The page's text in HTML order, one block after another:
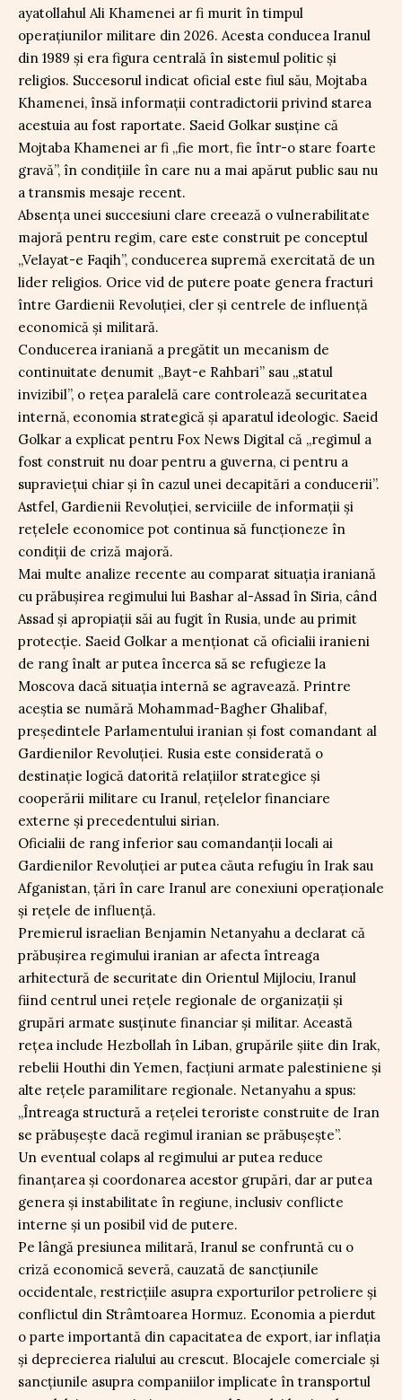
ayatollahul Ali Khamenei ar fi murit în timpul
operațiunilor militare din 2026. Acesta conducea Iranul
din 1989 și era figura centrală în sistemul politic și
religios. Succesorul indicat oficial este fiul său, Mojtaba
Khamenei, însă informații contradictorii privind starea
acestuia au fost raportate. Saeid Golkar susține că
Mojtaba Khamenei ar fi „fie mort, fie într-o stare foarte
gravă”, în condițiile în care nu a mai apărut public sau nu
a transmis mesaje recent.
Absența unei succesiuni clare creează o vulnerabilitate
majoră pentru regim, care este construit pe conceptul
„Velayat-e Faqih”, conducerea supremă exercitată de un
lider religios. Orice vid de putere poate genera fracturi
între Gardienii Revoluției, cler și centrele de influență
economică și militară.
Conducerea iraniană a pregătit un mecanism de
continuitate denumit „Bayt-e Rahbari” sau „statul
invizibil”, o rețea paralelă care controlează securitatea
internă, economia strategică și aparatul ideologic. Saeid
Golkar a explicat pentru Fox News Digital că „regimul a
fost construit nu doar pentru a guverna, ci pentru a
supraviețui chiar și în cazul unei decapitări a conducerii”.
Astfel, Gardienii Revoluției, serviciile de informații și
rețelele economice pot continua să funcționeze în
condiții de criză majoră.
Mai multe analize recente au comparat situația iraniană
cu prăbușirea regimului lui Bashar al-Assad în Siria, când
Assad și apropiații săi au fugit în Rusia, unde au primit
protecție. Saeid Golkar a menționat că oficialii iranieni
de rang înalt ar putea încerca să se refugieze la
Moscova dacă situația internă se agravează. Printre
aceștia se numără Mohammad-Bagher Ghalibaf,
președintele Parlamentului iranian și fost comandant al
Gardienilor Revoluției. Rusia este considerată o
destinație logică datorită relațiilor strategice și
cooperării militare cu Iranul, rețelelor financiare
externe și precedentului sirian.
Oficialii de rang inferior sau comandanții locali ai
Gardienilor Revoluției ar putea căuta refugiu în Irak sau
Afganistan, țări în care Iranul are conexiuni operaționale
și rețele de influență.
Premierul israelian Benjamin Netanyahu a declarat că
prăbușirea regimului iranian ar afecta întreaga
arhitectură de securitate din Orientul Mijlociu, Iranul
fiind centrul unei rețele regionale de organizații și
grupări armate susținute financiar și militar. Această
rețea include Hezbollah în Liban, grupările șiite din Irak,
rebelii Houthi din Yemen, facțiuni armate palestiniene și
alte rețele paramilitare regionale. Netanyahu a spus:
„Întreaga structură a rețelei teroriste construite de Iran
se prăbușește dacă regimul iranian se prăbușește”.
Un eventual colaps al regimului ar putea reduce
finanțarea și coordonarea acestor grupări, dar ar putea
genera și instabilitate în regiune, inclusiv conflicte
interne și un posibil vid de putere.
Pe lângă presiunea militară, Iranul se confruntă cu o
criză economică severă, cauzată de sancțiunile
occidentale, restricțiile asupra exporturilor petroliere și
conflictul din Strâmtoarea Hormuz. Economia a pierdut
o parte importantă din capacitatea de export, iar inflația
și deprecierea rialului au crescut. Blocajele comerciale și
sancțiunile asupra companiilor implicate în transportul